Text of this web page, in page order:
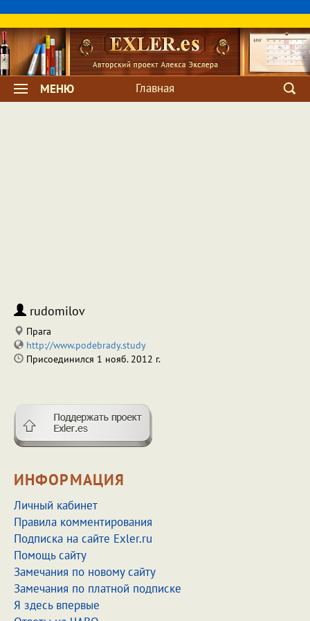
МЕНЮ Главная
rudomilov
Прага
http://www.podebrady.study
Присоединился 1 нояб. 2012 г.
ИНФОРМАЦИЯ
Личный кабинет
Правила комментирования
Подписка на сайте Exler.ru
Помощь сайту
Замечания по новому сайту
Замечания по платной подписке
Я здесь впервые